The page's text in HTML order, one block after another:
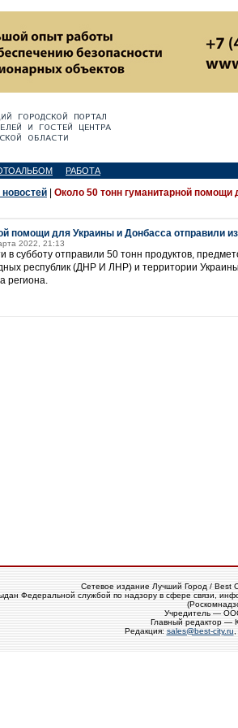
РАБОТА
новостей
Около 50 тонн гуманитарной
помощи для Украины и Донбасса отправили
2022, 21:13
в субботу отправили 50 тонн продуктов,
республик (ДНР И ЛНР) и территории
региона.
Сетевое издание Лучший Город / Best
Федеральной службой по надзору в сфере связи,
Учредитель —
Главный редактор —
Редакция: sales@best-city.ru